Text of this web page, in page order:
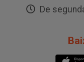
De